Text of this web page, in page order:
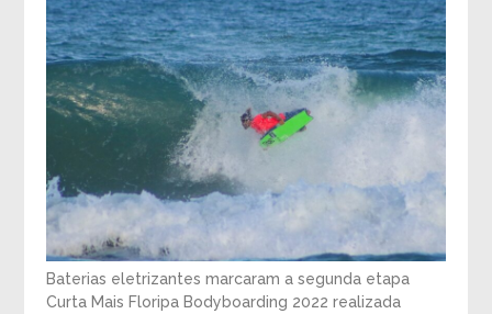
Baterias eletrizantes marcaram a segunda etapa
Curta Mais Floripa Bodyboarding 2022 realizada